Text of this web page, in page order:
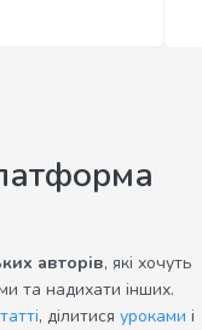
авторів, які хочуть
та надихати інших.
, ділитися уроками і